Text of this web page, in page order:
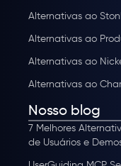
Alternativas ao
Alternativas ao
Alternativas ao
Alternativas ao
Nosso blog
7 Melhores
de Usuários e